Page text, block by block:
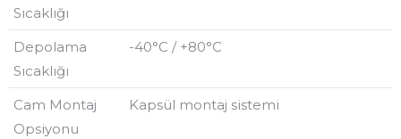
Sıcaklığı
Depolama
Sıcaklığı
-40°C / +80°C
Cam Montaj
Opsiyonu
Kapsül montaj sistemi